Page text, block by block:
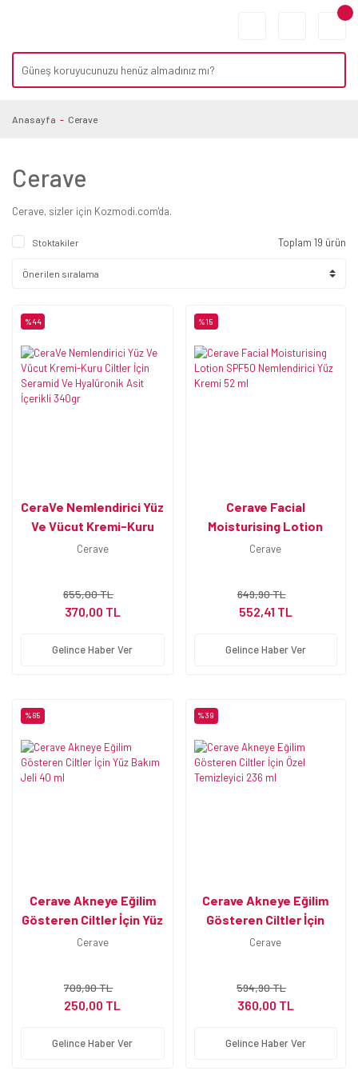
Anasayfa Cerave
Cerave
Cerave, sizler için Kozmodi.com'da.
Stoktakiler Toplam 19 ürün
%44
CeraVe Nemlendirici Yüz
Ve Vücut Kremi-Kuru
Ciltler İçin Seramid Ve
Cerave
655,00 TL
370,00 TL
Gelince Haber Ver
%15
Cerave Facial
Moisturising Lotion
SPF50 Nemlendirici Yüz
Cerave
649,90 TL
552,41 TL
Gelince Haber Ver
%65
Cerave Akneye Eğilim
Gösteren Ciltler İçin Yüz
Bakım Jeli 40 ml
Cerave
709,90 TL
250,00 TL
Gelince Haber Ver
%39
Cerave Akneye Eğilim
Gösteren Ciltler İçin
Özel Temizleyici 236 ml
Cerave
594,90 TL
360,00 TL
Gelince Haber Ver